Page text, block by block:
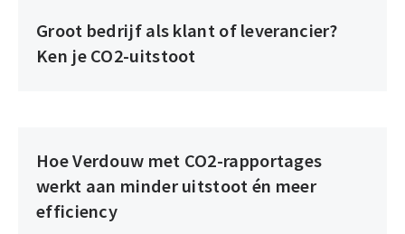
Groot bedrijf als klant of leverancier?
Ken je CO2-uitstoot
Hoe Verdouw met CO2-rapportages
werkt aan minder uitstoot én meer
efficiency